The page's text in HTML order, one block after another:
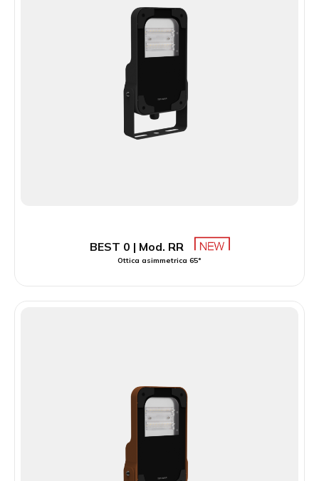
BEST 0 | Mod. RR
Ottica asimmetrica 65°